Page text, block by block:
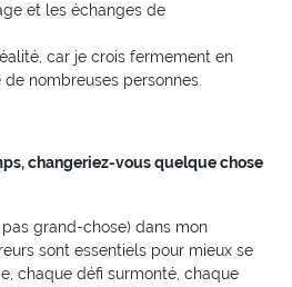
et les échanges de
car je crois fermement en
nombreuses personnes.
changeriez-vous quelque chose
grand-chose) dans mon
sont essentiels pour mieux se
chaque défi surmonté, chaque